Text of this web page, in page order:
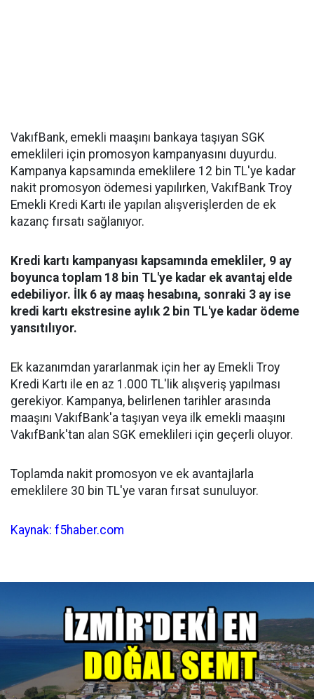
VakıfBank, emekli maaşını bankaya taşıyan SGK
emeklileri için promosyon kampanyasını duyurdu.
Kampanya kapsamında emeklilere 12 bin TL'ye kadar
nakit promosyon ödemesi yapılırken, VakıfBank Troy
Emekli Kredi Kartı ile yapılan alışverişlerden de ek
kazanç fırsatı sağlanıyor.
Kredi kartı kampanyası kapsamında emekliler, 9 ay
boyunca toplam 18 bin TL'ye kadar ek avantaj elde
edebiliyor. İlk 6 ay maaş hesabına, sonraki 3 ay ise
kredi kartı ekstresine aylık 2 bin TL'ye kadar ödeme
yansıtılıyor.
Ek kazanımdan yararlanmak için her ay Emekli Troy
Kredi Kartı ile en az 1.000 TL'lik alışveriş yapılması
gerekiyor. Kampanya, belirlenen tarihler arasında
maaşını VakıfBank'a taşıyan veya ilk emekli maaşını
VakıfBank'tan alan SGK emeklileri için geçerli oluyor.
Toplamda nakit promosyon ve ek avantajlarla
emeklilere 30 bin TL'ye varan fırsat sunuluyor.
Kaynak: f5haber.com